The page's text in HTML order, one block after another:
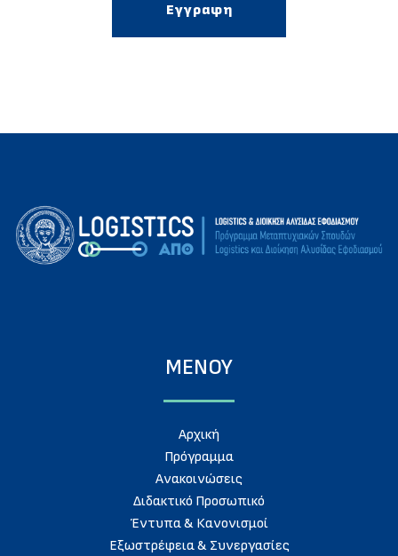
Εγγραφη
ΜΕΝΟΥ
Aρχική
Πρόγραμμα
Ανακοινώσεις
Διδακτικό Προσωπικό
Έντυπα & Κανονισμοί
Εξωστρέφεια & Συνεργασίες